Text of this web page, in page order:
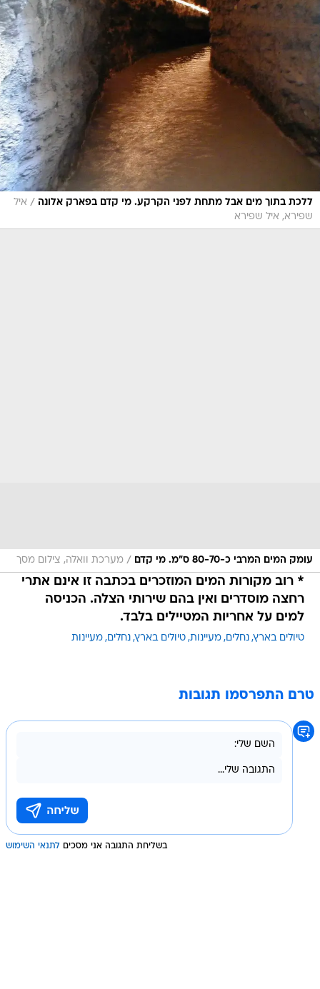
ללכת בתוך מים אבל מתחת לפני הקרקע. מי קדם בפארק אלונה / איל
שפירא, איל שפירא
עומק המים המרבי כ-80-70 ס"מ. מי קדם / מערכת וואלה, צילום מסך
* רוב מקורות המים המוזכרים בכתבה זו אינם אתרי
רחצה מוסדרים ואין בהם שירותי הצלה. הכניסה
למים על אחריות המטיילים בלבד.
טיולים בארץ נחלים מעיינות טיולים בארץ נחלים מעיינות
טרם התפרסמו תגובות
בשליחת התגובה אני מסכים לתנאי השימוש